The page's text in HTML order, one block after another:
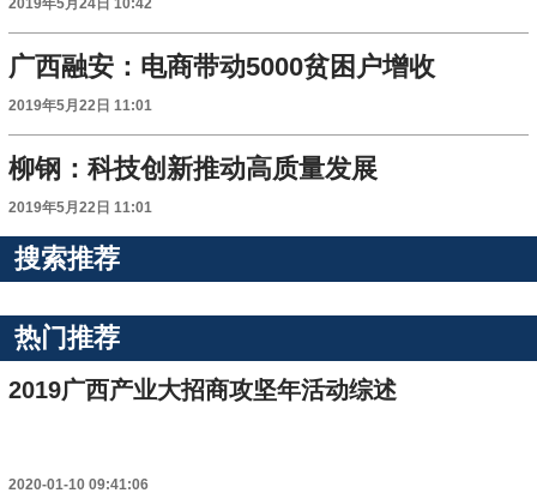
2019年5月24日 10:42
广西融安：电商带动5000贫困户增收
2019年5月22日 11:01
柳钢：科技创新推动高质量发展
2019年5月22日 11:01
搜索推荐
热门推荐
2019广西产业大招商攻坚年活动综述
2020-01-10 09:41:06